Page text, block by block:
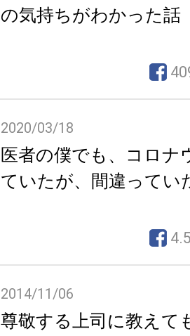
の気持ちがわかった話
2020/03/18
医者の僕でも、コロナ
ていたが、間違ってい
2014/11/06
尊敬する上司に教えて